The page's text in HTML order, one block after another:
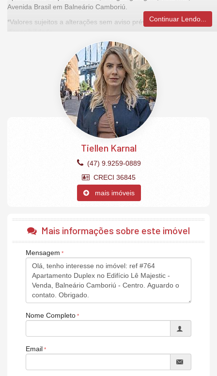
Avenida Brasil em Balneário Camboriú.
*Valores sujeitos a alterações sem aviso prévio, consulte
disponibilidade.
4 Suítes (sendo 2 master com sacada)
Cozinha integrada
Churrasqueira à gás
4 vagas garagem privativas.
Piscina adulto e infantil
Sala de cinema
Quadra poliesportiva
Sauna úmida
Portaria 24h.
Continuar Lendo...
Tiellen Karnal
(47) 9.9259-0889
CRECI 36845
mais imóveis
Mais informações sobre este imóvel
Mensagem
Nome Completo
Email